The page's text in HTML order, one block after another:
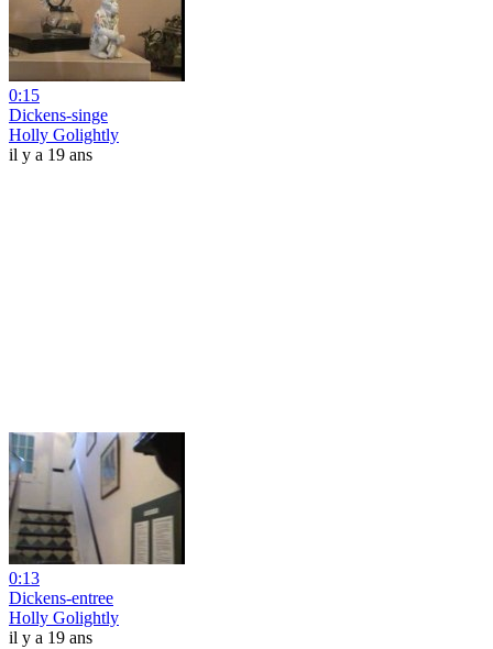
0:15
Dickens-singe
Holly Golightly
il y a 19 ans
0:13
Dickens-entree
Holly Golightly
il y a 19 ans